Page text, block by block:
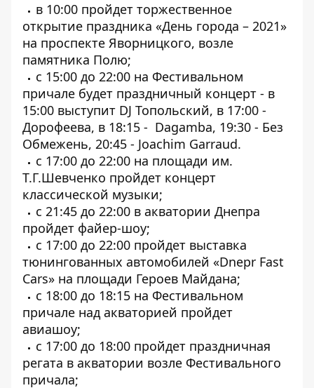
в 10:00 пройдет торжественное
открытие праздника «День города – 2021»
на проспекте Яворницкого, возле
памятника Полю;
с 15:00 до 22:00 на Фестивальном
причале будет праздничный концерт - в
15:00 выступит DJ Топольский, в 17:00 -
Дорофеева, в 18:15 - Dagamba, 19:30 - Без
Обмежень, 20:45 - Joachim Garraud.
с 17:00 до 22:00 на площади им.
Т.Г.Шевченко пройдет концерт
классической музыки;
с 21:45 до 22:00 в акватории Днепра
пройдет файер-шоу;
с 17:00 до 22:00 пройдет выставка
тюнингованных автомобилей «Dnepr Fast
Cars» на площади Героев Майдана;
с 18:00 до 18:15 на Фестивальном
причале над акваторией пройдет
авиашоу;
с 17:00 до 18:00 пройдет праздничная
регата в акватории возле Фестивального
причала;